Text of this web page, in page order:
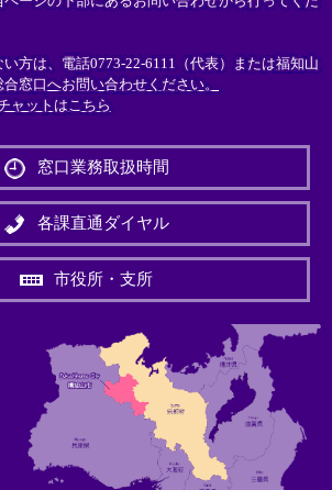
方は、電話0773-22-6111（代表）または福知山
窓口へお問い合わせください。
ャットはこちら
窓口業務取扱時間
各課直通ダイヤル
市役所・支所